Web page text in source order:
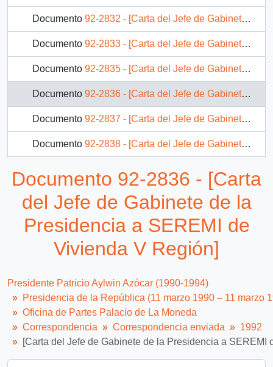
Documento 92-2832 - [Carta del Jefe de Gabinete de la Presidencia a Director General de Ferrocarriles del Estado]
Documento 92-2833 - [Carta del Jefe de Gabinete de la Presidencia a SEREMI de Vivienda VI Región]
Documento 92-2835 - [Carta del Jefe de Gabinete de la Presidencia a Intendente de la VI Región]
Documento 92-2836 - [Carta del Jefe de Gabinete de la Presidencia a SEREMI de Vivienda V Región]
Documento 92-2837 - [Carta del Jefe de Gabinete de la Presidencia a Subsecretario de Salud]
Documento 92-2838 - [Carta del Jefe de Gabinete de la Presidencia a Intendente de la VIII Región]
92-2839 - [Carta del Jefe de Gabinete de la Presidencia a Director Nacional de INDAP]
Documento 92-2840 - [Carta del Jefe de Gabinete de la Presidencia a Subsecretaria de Justicia]
147 más...
Documento 92-2836 - [Carta
del Jefe de Gabinete de la
Presidencia a SEREMI de
Vivienda V Región]
Presidente Patricio Aylwin Azócar (1990-1994)
Presidencia de la República (11 marzo 1990 – 11 marzo
Oficina de Partes Palacio de La Moneda
Correspondencia
Correspondencia enviada
1992
[Carta del Jefe de Gabinete de la Presidencia a SEREMI